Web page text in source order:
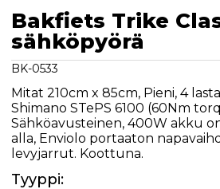
Bakfiets Trike
sähköpyörä
BK-0533
Mitat 210cm x 85cm, Pieni, 4
Shimano STePS 6100 (60Nm
Sähköavusteinen, 400W akku
alla, Enviolo portaaton
levyjarrut. Koottuna.
Tyyppi: